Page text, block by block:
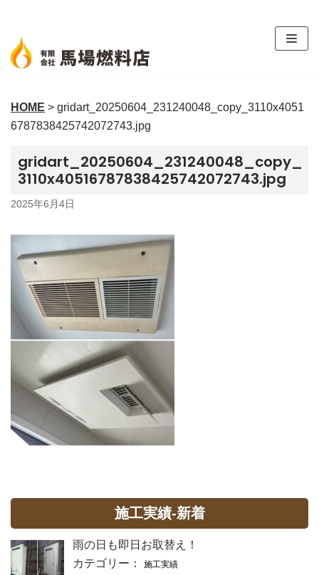
ン
テ
ン
へ
ス
ッ
プ
HOME > gridart_20250604_231240048_copy_3110x4051
6787838425742072743.jpg
gridart_20250604_231240048_copy_
3110x40516787838425742072743.jpg
2025年6月4日
施工実績-新着
雨の日も即日お取替え！
カテゴリー：
施工実績